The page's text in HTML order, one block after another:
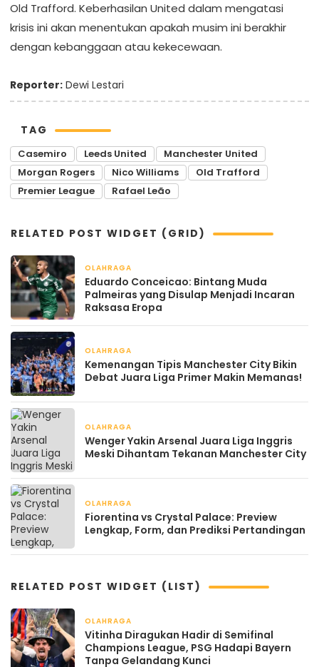
Old Trafford. Keberhasilan United dalam mengatasi
krisis ini akan menentukan apakah musim ini berakhir
dengan kebanggaan atau kekecewaan.
Reporter: Dewi Lestari
TAG
Casemiro Leeds United
Manchester United
Morgan Rogers
Nico Williams
Old Trafford
Premier League
Rafael Leão
RELATED POST WIDGET (GRID)
OLAHRAGA
Eduardo Conceicao: Bintang Muda
Palmeiras yang Disulap Menjadi Incaran
Raksasa Eropa
OLAHRAGA
Kemenangan Tipis Manchester City Bikin
Debat Juara Liga Primer Makin Memanas!
OLAHRAGA
Wenger Yakin Arsenal Juara Liga Inggris
Meski Dihantam Tekanan Manchester City
OLAHRAGA
Fiorentina vs Crystal Palace: Preview
Lengkap, Form, dan Prediksi Pertandingan
RELATED POST WIDGET (LIST)
OLAHRAGA
Vitinha Diragukan Hadir di Semifinal
Champions League, PSG Hadapi Bayern
Tanpa Gelandang Kunci